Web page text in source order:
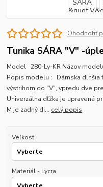
Ohodnotiť
Tunika SÁRA "V" -
Model 280-Ly-KR Názov
Popis modelu : Dámska dlhšia
výstrihom do "V", vpredu dve
Univerzálna dľžka je upravená
M je zadný di... celý popis
Veľkosť
Materiál - Lycra